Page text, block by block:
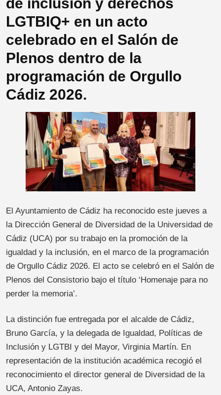
LGTBIQ+ en un acto
celebrado en el Salón de
Plenos dentro de la
programación de Orgullo
Cádiz 2026.
El Ayuntamiento de Cádiz ha reconocido este jueves a
la Dirección General de Diversidad de la Universidad de
Cádiz (UCA) por su trabajo en la promoción de la
igualdad y la inclusión, en el marco de la programación
de Orgullo Cádiz 2026. El acto se celebró en el Salón de
Plenos del Consistorio bajo el título ‘Homenaje para no
perder la memoria’.
La distinción fue entregada por el alcalde de Cádiz,
Bruno García, y la delegada de Igualdad, Políticas de
Inclusión y LGTBI y del Mayor, Virginia Martín. En
representación de la institución académica recogió el
reconocimiento el director general de Diversidad de la
UCA, Antonio Zayas.